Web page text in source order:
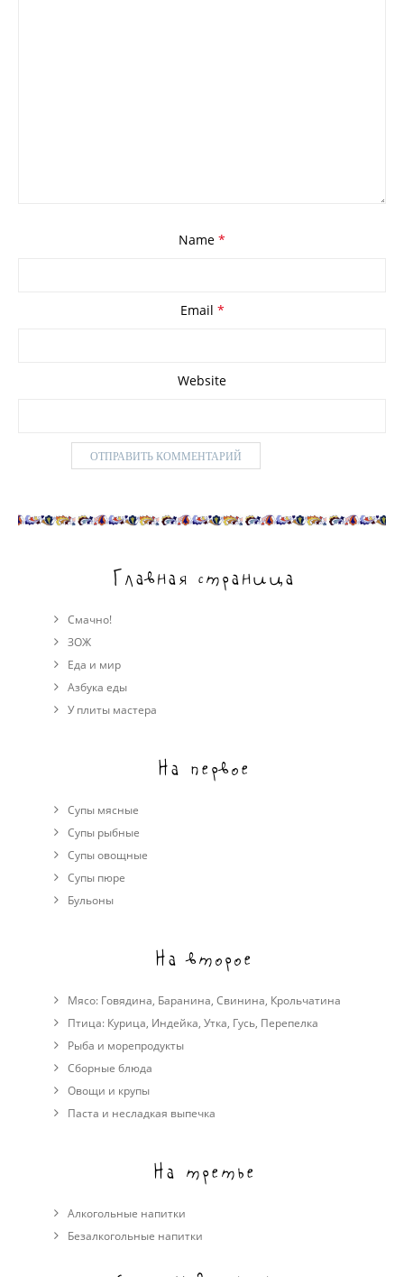
Name *
Email *
Website
Главная страница
Смачно!
ЗОЖ
Еда и мир
Азбука еды
У плиты мастера
На первое
Супы мясные
Супы рыбные
Супы овощные
Cупы пюре
Бульоны
На второе
Мясо: Говядина, Баранина, Свинина, Крольчатина
Птица: Курица, Индейка, Утка, Гусь, Перепелка
Рыба и морепродукты
Сборные блюда
Овощи и крупы
Паста и несладкая выпечка
На третье
Алкогольные напитки
Безалкогольные напитки